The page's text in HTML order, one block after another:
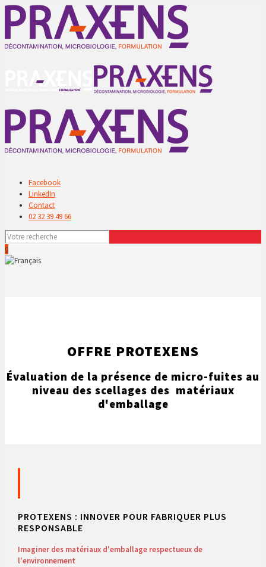
Facebook
LinkedIn
Contact
02 32 39 49 66
0
OFFRE PROTEXENS
Évaluation de la présence de micro-fuites au
niveau des scellages des matériaux
d'emballage
PROTEXENS : INNOVER POUR FABRIQUER PLUS
RESPONSABLE
Imaginer des matériaux d'emballage respectueux de
l'environnement